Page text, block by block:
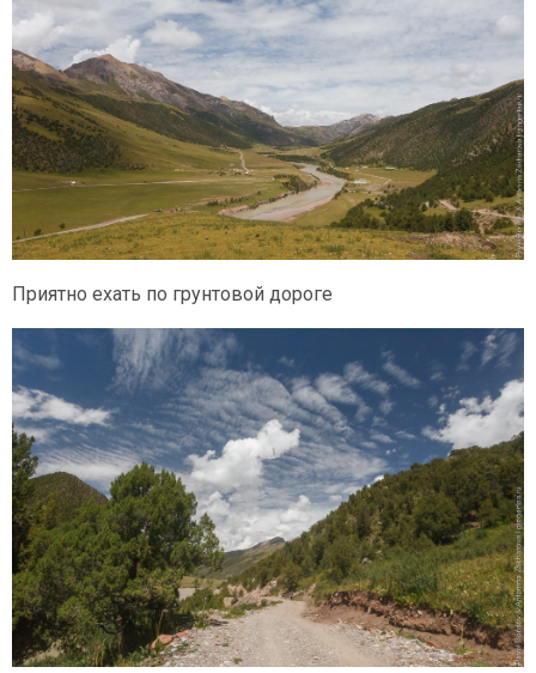
Приятно ехать по грунтовой дороге